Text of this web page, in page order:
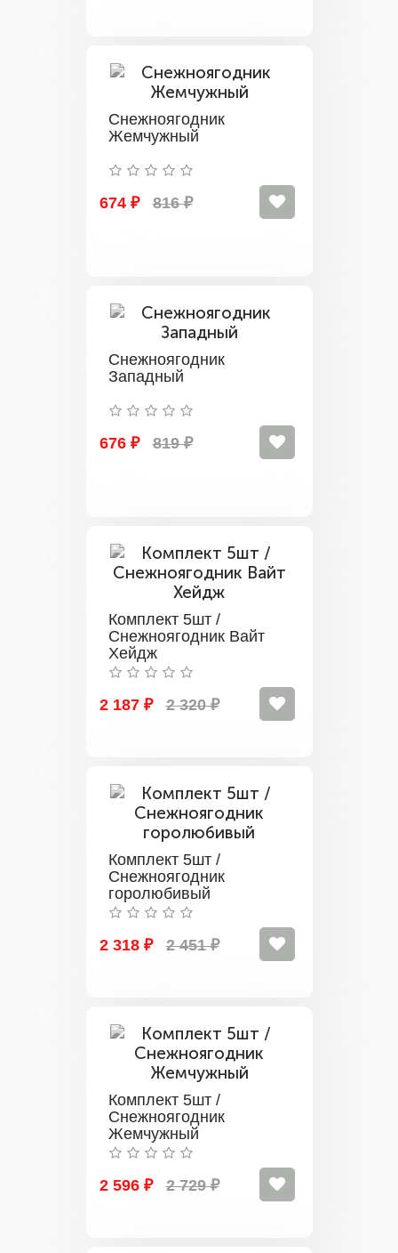
Снежноягодник
Жемчужный
674 ₽ 816 ₽
Снежноягодник
Западный
676 ₽ 819 ₽
Комплект 5шт /
Снежноягодник Вайт
Хейдж
2 187 ₽ 2 320 ₽
Комплект 5шт /
Снежноягодник
горолюбивый
2 318 ₽ 2 451 ₽
Комплект 5шт /
Снежноягодник
Жемчужный
2 596 ₽ 2 729 ₽